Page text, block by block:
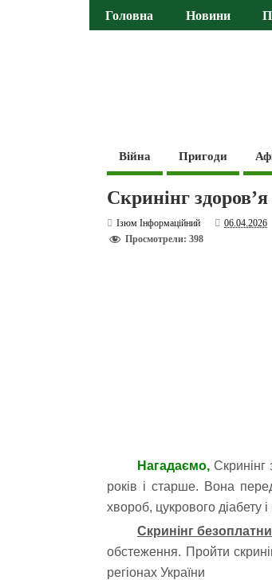
Головна Новини
Війна Пригоди
Скринінг
Ізюм Інформаційний 06.04.2026
Просмотрели: 398
Нагадаємо,Скринінг
років і старше. Вона
хвороб, цукрового діабету
Скринінг
обстеження. Пройти
регіонах України